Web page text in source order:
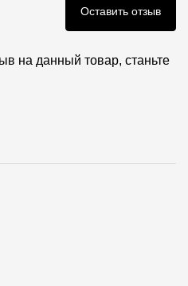
ш., д. 5, стр. 1
Оставить отзыв
на данный товар, станьте